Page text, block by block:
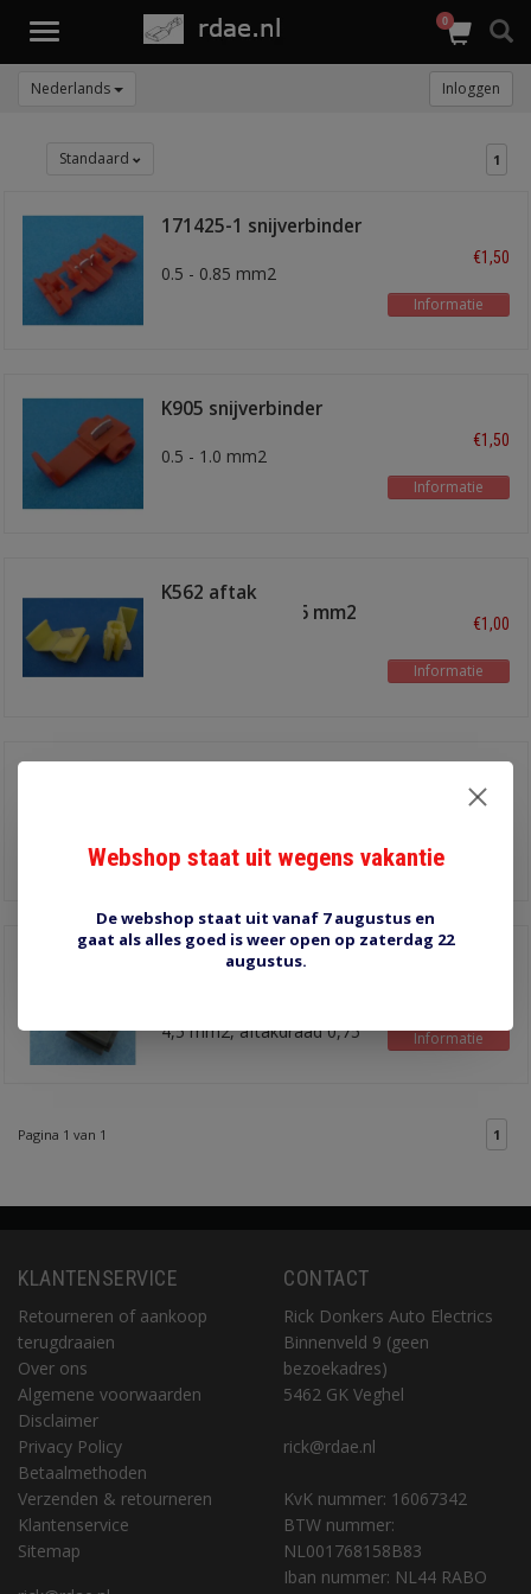
Toggle
0
Nederlands Inloggen
Standaard 1
171425-1 snijverbinder
0.5 - 0.85 mm2
€1,50
Informatie
K905 snijverbinder
0.5 - 1.0 mm2
€1,50
Informatie
K562 aftak
snijverbinder 4-6 mm2
€1,00
Informatie
€1,80
Informatie
C567 aftak
4,5 mm2, aftakdraad 0,75
Informatie
Pagina 1 van 1 1
KLANTENSERVICE
Retourneren of aankoop
terugdraaien
Over ons
Algemene voorwaarden
Disclaimer
Privacy Policy
Betaalmethoden
Verzenden & retourneren
Klantenservice
Sitemap
CONTACT
Rick Donkers Auto Electrics
Binnenveld 9 (geen
bezoekadres)
5462 GK Veghel
rick@rdae.nl
KvK nummer: 16067342
BTW nummer:
NL001768158B83
Iban nummer: NL44 RABO
Webshop staat uit wegens vakantie
De webshop staat uit vanaf 7 augustus en
gaat als alles goed is weer open op zaterdag 22
augustus.